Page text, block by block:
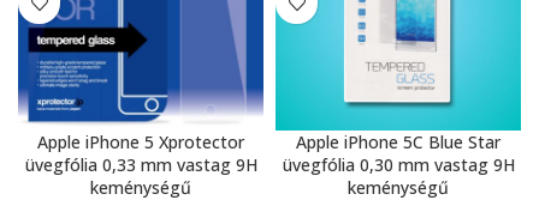
Apple iPhone 5 Xprotector
üvegfólia 0,33 mm vastag 9H
keménységű
Apple iPhone 5C Blue Star
üvegfólia 0,30 mm vastag 9H
keménységű